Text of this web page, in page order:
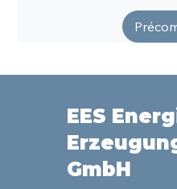
EES
GmbH